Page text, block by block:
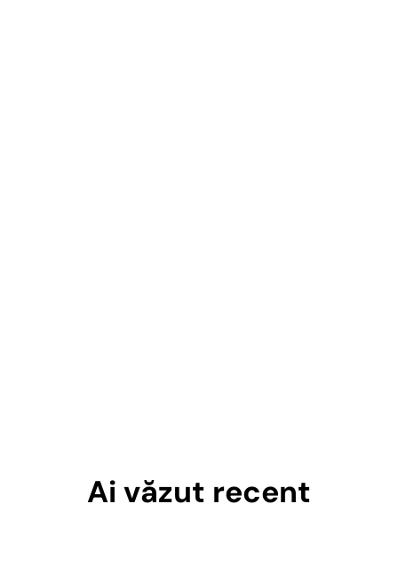
Ai văzut recent